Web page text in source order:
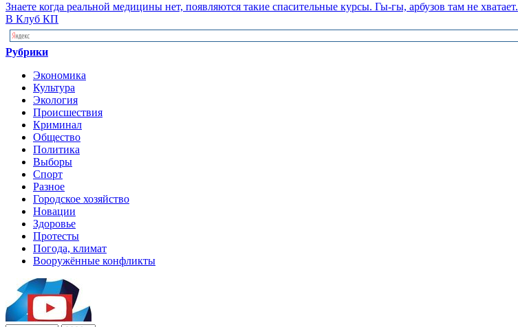
Знаете когда реальной медицины нет, появляются такие спасительные курсы. Гы-гы, арбузов там не хватает.
В Клуб КП
Рубрики
Экономика
Культура
Экология
Происшествия
Криминал
Общество
Политика
Выборы
Спорт
Разное
Городское хозяйство
Новации
Здоровье
Протесты
Погода, климат
Вооружённые конфликты